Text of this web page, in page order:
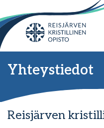
Yhteystiedot
Reisjärven